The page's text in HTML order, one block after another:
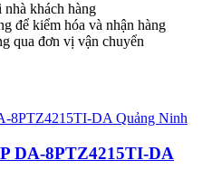
nhà khách hàng
để kiểm hóa và nhận hàng
qua đơn vị vận chuyển
DA-8PTZ4215TI-DA